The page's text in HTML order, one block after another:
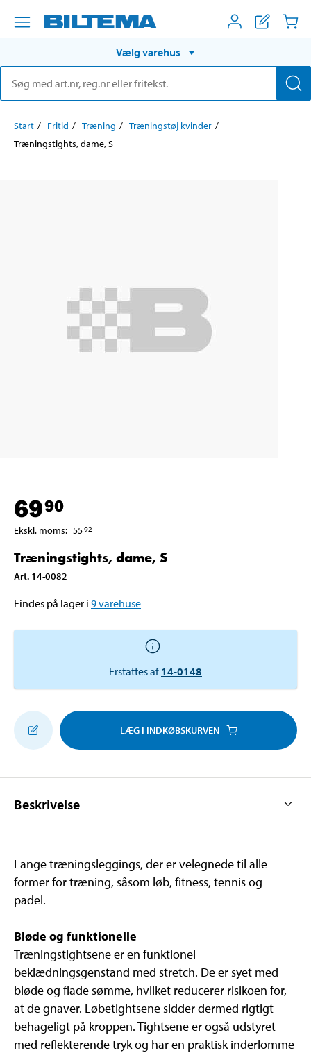
Vælg varehus
Start Fritid Træning
Træningstøj kvinder
Træningstights, dame, S
6990
Ekskl. moms: 5592
Træningstights, dame, S
Art. 14-0082
Findes på lager i 9varehuse
Erstattes af 14-0148
LÆG I INDKØBSKURVEN
Beskrivelse
Lange træningsleggings, der er velegnede til alle
former for træning, såsom løb, fitness, tennis og
padel.
Bløde og funktionelle
Træningstightsene er en funktionel
beklædningsgenstand med stretch. De er syet med
bløde og flade sømme, hvilket reducerer risikoen for,
at de gnaver. Løbetightsene sidder dermed rigtigt
behageligt på kroppen. Tightsene er også udstyret
med reflekterende tryk og har en praktisk inderlomme